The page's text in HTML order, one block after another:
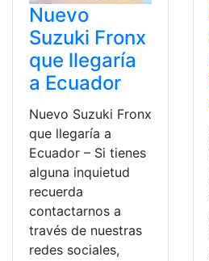
Nuevo
Suzuki Fronx
que llegaría
a Ecuador
Nuevo Suzuki Fronx
que llegaría a
Ecuador – Si tienes
alguna inquietud
recuerda
contactarnos a
través de nuestras
redes sociales,